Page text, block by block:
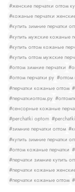
#женские перчатки оптом
#кожаные перчатки
#купить зимние перчатки
#купить мужские кожаные
#купить оптом кожаные
#купить оптом мужские
#оптом зимние перчатки
#оптом перчатки ру #оптом
#перчатки кожаные оптом
#перчаткиоптом.ру
#сенсорные кожаные
#perchatki optom
#зимние перчатки оптом
#купить зимние перчатки
#оптом кожаные перчатки
#перчатки зимние купить
#перчатки кожаные
#перчатки кожаные оптом